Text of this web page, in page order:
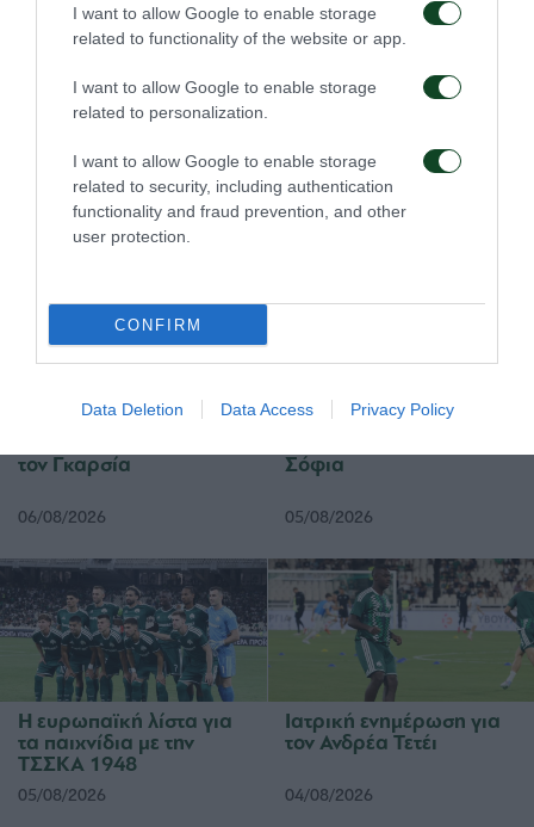
I want to allow Google to enable storage
related to functionality of the website or app.
I want to allow Google to enable storage
related to personalization.
I want to allow Google to enable storage
related to security, including authentication
functionality and fraud prevention, and other
user protection.
CONFIRM
Data Deletion Data Access Privacy Policy
Παναθηναϊκός: Στιλ, Μέστο, Πράνιτς (64′ Νάνο),
Τελάντερ, Κουτρουμπής, Ζέκα, Λουντ, Αμπέντ,
Καλτσάς (58′ Κλωναρίδης), Βλαχοδήμος Π. (59′
Λαγός), Μπεργκ.
ΑΓΩΝΙΣΤΙΚΑ
τον Γκαρσία
06/08/2026
Σόφια
05/08/2026
Η ευρωπαϊκή λίστα για
τα παιχνίδια με την
ΤΣΣΚΑ 1948
05/08/2026
Ιατρική ενημέρωση για
τον Ανδρέα Τετέι
04/08/2026